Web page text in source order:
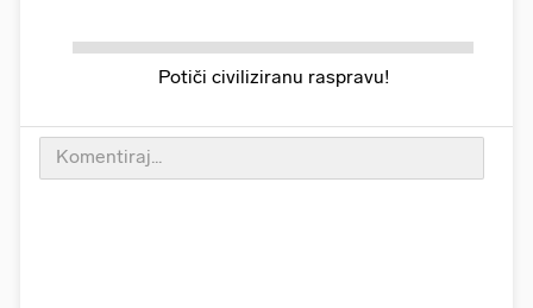
Potiči civiliziranu raspravu!